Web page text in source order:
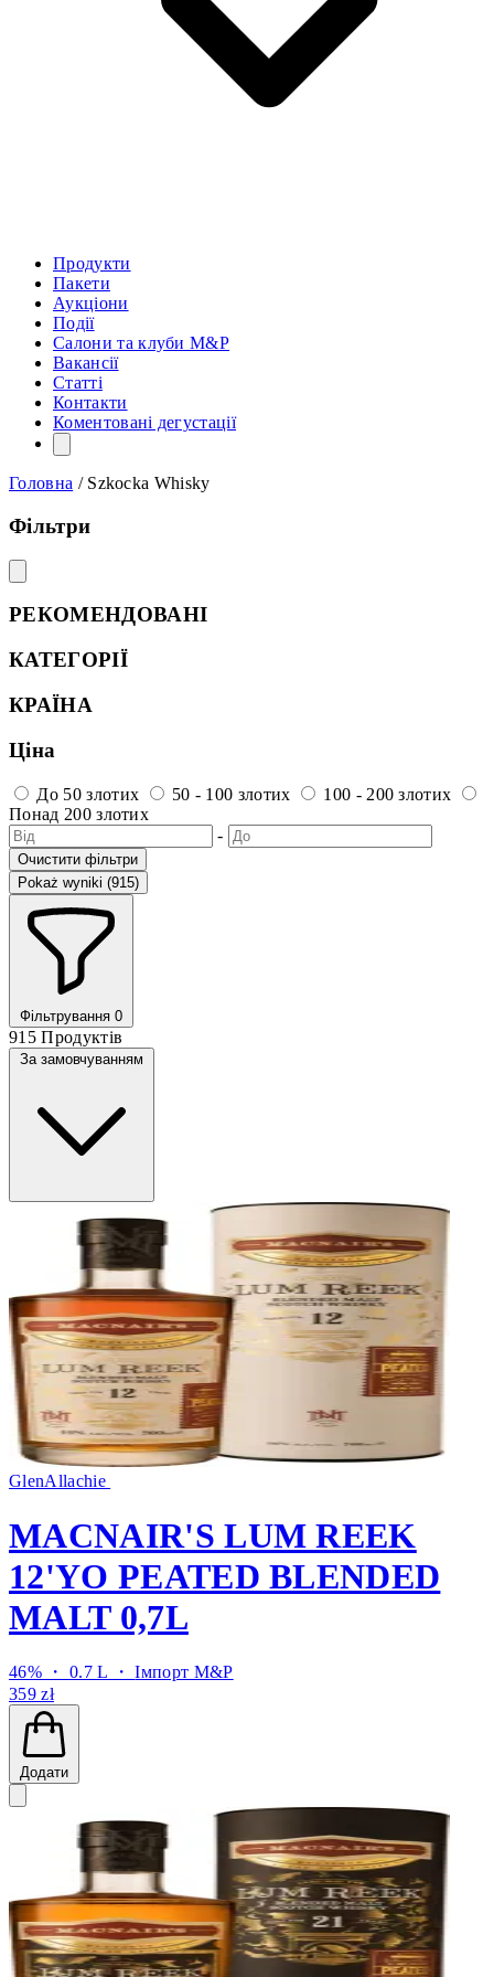
Продукти
Пакети
Аукціони
Події
Салони та клуби M&P
Вакансії
Статті
Контакти
Коментовані дегустації
Головна / Szkocka Whisky
Фільтри
РЕКОМЕНДОВАНІ
КАТЕГОРІЇ
КРАЇНА
Ціна
До 50 злотих 50 - 100 злотих
100 - 200 злотих
Понад 200 злотих
-
Очистити фільтри
Pokaż wyniki (915)
Фільтрування 0
915 Продуктів
За замовчуванням
GlenAllachie
MACNAIR'S LUM REEK
12'YO PEATED BLENDED
MALT 0,7L
46% ・ 0.7 L ・Імпорт M&P
359 zł
Додати